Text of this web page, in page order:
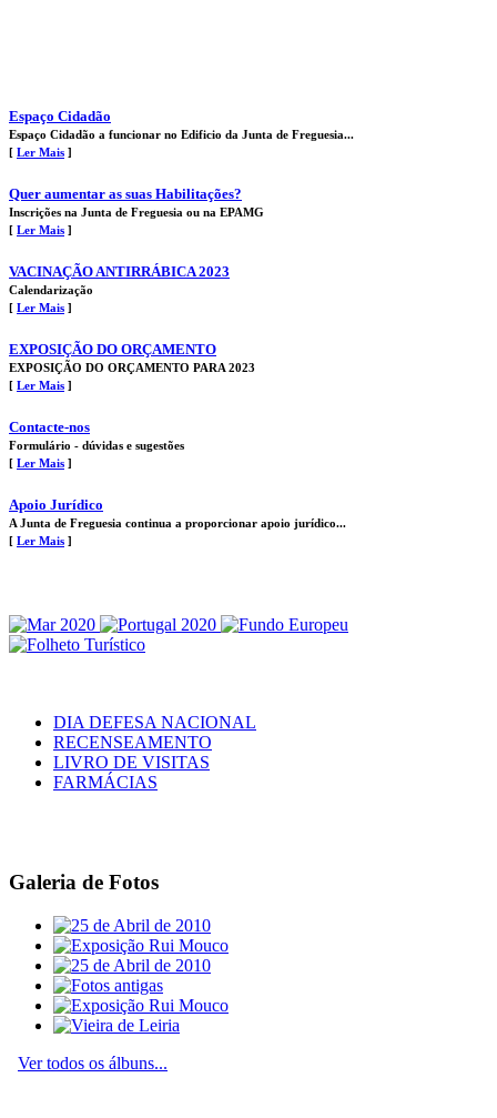
Espaço Cidadão
Espaço Cidadão a funcionar no Edificio da Junta de Freguesia...
[ Ler Mais ]
Quer aumentar as suas Habilitações?
Inscrições na Junta de Freguesia ou na EPAMG
[ Ler Mais ]
VACINAÇÃO ANTIRRÁBICA 2023
Calendarização
[ Ler Mais ]
EXPOSIÇÃO DO ORÇAMENTO
EXPOSIÇÃO DO ORÇAMENTO PARA 2023
[ Ler Mais ]
Contacte-nos
Formulário - dúvidas e sugestões
[ Ler Mais ]
Apoio Jurídico
A Junta de Freguesia continua a proporcionar apoio jurídico...
[ Ler Mais ]
DIA DEFESA NACIONAL
RECENSEAMENTO
LIVRO DE VISITAS
FARMÁCIAS
Galeria de Fotos
Ver todos os álbuns...